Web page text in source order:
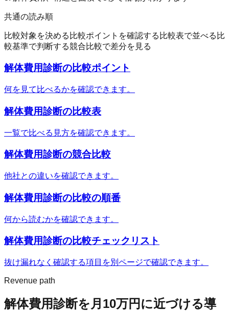
共通の読み順
比較対象を決める 比較ポイントを確認する 比較表で並べる 比
較基準で判断する競合比較で差分を見る
解体費用診断の比較ポイント
何を見て比べるかを確認できます。
解体費用診断の比較表
一覧で比べる見方を確認できます。
解体費用診断の競合比較
他社との違いを確認できます。
解体費用診断の比較の順番
何から読むかを確認できます。
解体費用診断の比較チェックリスト
抜け漏れなく確認する項目を別ページで確認できます。
Revenue path
解体費用診断を月10万円に近づける導